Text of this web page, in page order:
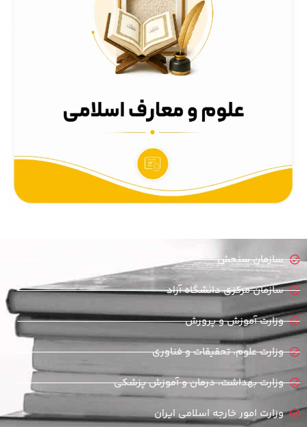
سازمان سنجش
سازمان مرکزی دانشگاه آزاد
وزارت آموزش و پرورش
وزارت علوم، تحقیقات و فناوری
وزارت بهداشت، درمان و آموزش پزشکی
وزارت امور خارجه اسلامی ایران